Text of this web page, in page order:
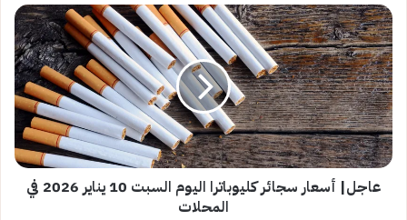
عاجل|
أسعار
سجائر
كليوباترا
اليوم
السبت
10
يناير
2026
عاجل| أسعار سجائر كليوباترا اليوم السبت 10 يناير 2026 في
المحلات